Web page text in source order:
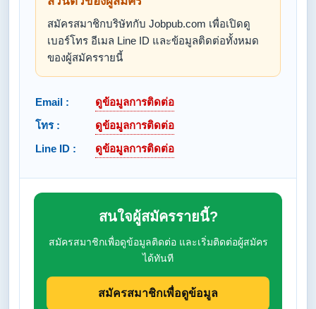
สมัครสมาชิกบริษัทกับ Jobpub.com เพื่อเปิดดู
เบอร์โทร อีเมล Line ID และข้อมูลติดต่อทั้งหมด
ของผู้สมัครรายนี้
Email :
ดูข้อมูลการติดต่อ
โทร :
ดูข้อมูลการติดต่อ
Line ID :
ดูข้อมูลการติดต่อ
สนใจผู้สมัครรายนี้?
สมัครสมาชิกเพื่อดูข้อมูลติดต่อ และเริ่มติดต่อผู้สมัคร
ได้ทันที
สมัครสมาชิกเพื่อดูข้อมูล